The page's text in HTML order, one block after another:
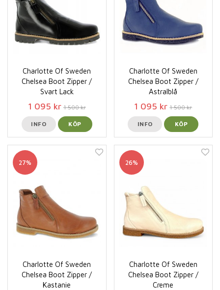
Charlotte Of Sweden
Chelsea Boot Zipper /
Svart Lack
1 095 kr 1 500 kr
INFO KÖP
Charlotte Of Sweden
Chelsea Boot Zipper /
Astralblå
1 095 kr 1 500 kr
INFO KÖP
27%
Charlotte Of Sweden
Chelsea Boot Zipper /
Kastanie
26%
Charlotte Of Sweden
Chelsea Boot Zipper /
Creme